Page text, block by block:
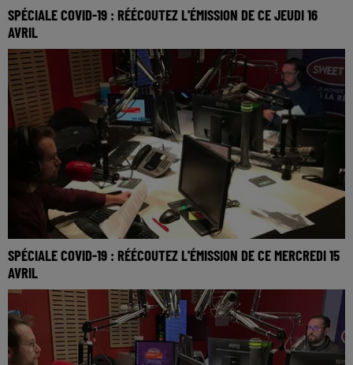
SPÉCIALE COVID-19 : RÉÉCOUTEZ L'ÉMISSION DE CE JEUDI 16
AVRIL
SPÉCIALE COVID-19 : RÉÉCOUTEZ L'ÉMISSION DE CE MERCREDI 15
AVRIL